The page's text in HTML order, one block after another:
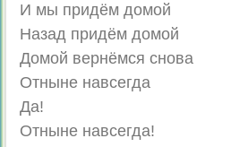
И мы придём домой
Назад придём домой
Домой вернёмся снова
Отныне навсегда
Да!
Отныне навсегда!